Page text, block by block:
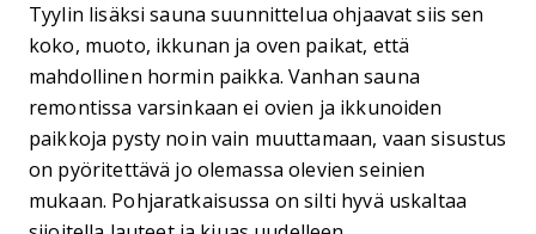
Tyylin lisäksi sauna suunnittelua ohjaavat siis sen
koko, muoto, ikkunan ja oven paikat, että
mahdollinen hormin paikka. Vanhan sauna
remontissa varsinkaan ei ovien ja ikkunoiden
paikkoja pysty noin vain muuttamaan, vaan sisustus
on pyöritettävä jo olemassa olevien seinien
mukaan. Pohjaratkaisussa on silti hyvä uskaltaa